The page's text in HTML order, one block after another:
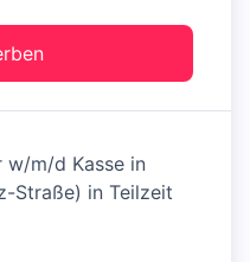
w/m/d Kasse in
Straße) in Teilzeit